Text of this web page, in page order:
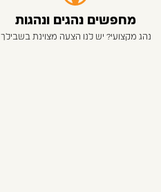
מחפשים נהגים ונהגות
נהג מקצועי? יש לנו הצעה מצוינת בשבילך